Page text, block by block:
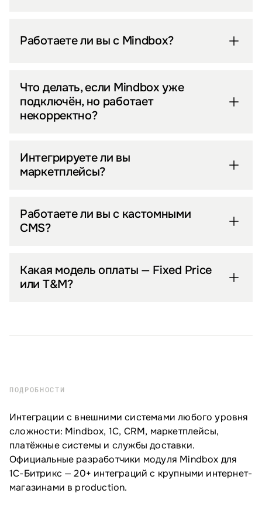
Работаете ли вы с Mindbox?
Что делать, если Mindbox уже
подключён, но работает
некорректно?
Интегрируете ли вы
маркетплейсы?
Работаете ли вы с кастомными
CMS?
Какая модель оплаты — Fixed Price
или T&M?
ПОДРОБНОСТИ
Интеграции с внешними системами любого уровня
сложности: Mindbox, 1С, CRM, маркетплейсы,
платёжные системы и службы доставки.
Официальные разработчики модуля Mindbox для
1С-Битрикс — 20+ интеграций с крупными интернет-
магазинами в production.